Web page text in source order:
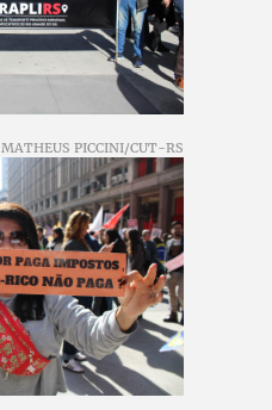
MATHEUS PICCINI/CUT-RS